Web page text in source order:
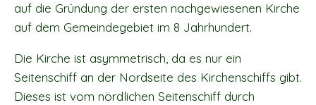
auf die Gründung der ersten nachgewiesenen Kirche
auf dem Gemeindegebiet im 8 Jahrhundert.
Die Kirche ist asymmetrisch, da es nur ein
Seitenschiff an der Nordseite des Kirchenschiffs gibt.
Dieses ist vom nördlichen Seitenschiff durch